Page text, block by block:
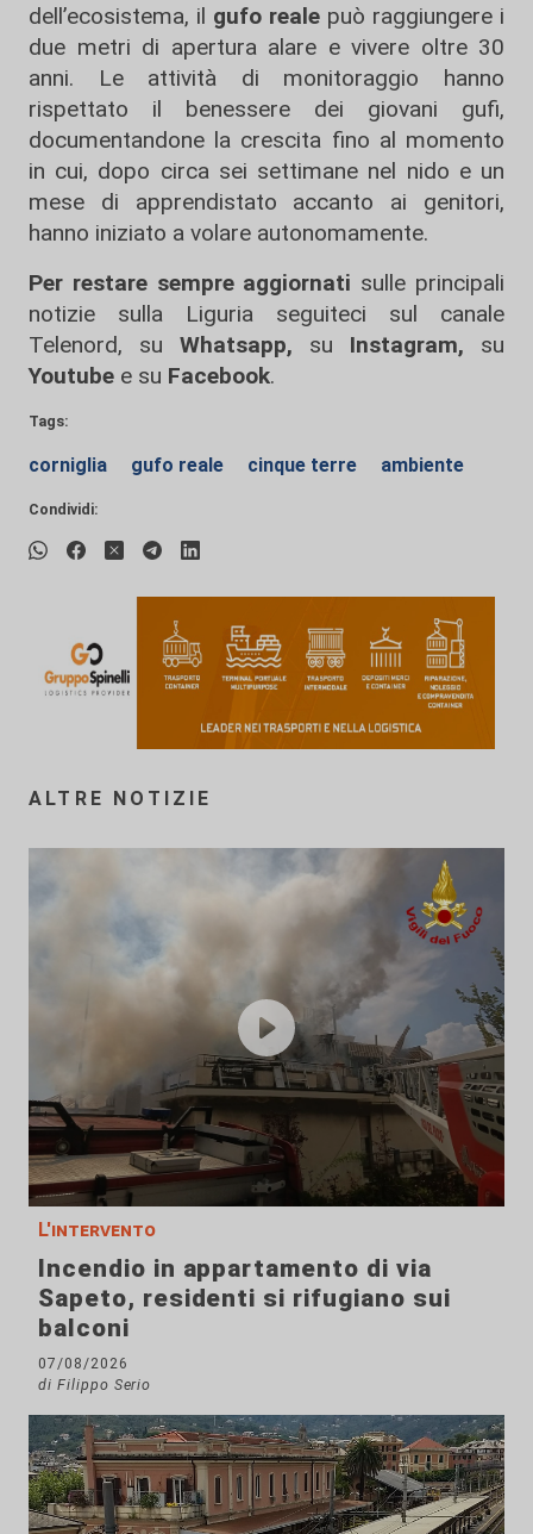
dell’ecosistema, il gufo reale può raggiungere i
due metri di apertura alare e vivere oltre 30
anni. Le attività di monitoraggio hanno
rispettato il benessere dei giovani gufi,
documentandone la crescita fino al momento
in cui, dopo circa sei settimane nel nido e un
mese di apprendistato accanto ai genitori,
hanno iniziato a volare autonomamente.
Per restare sempre aggiornati sulle principali
notizie sulla Liguria seguiteci sul canale
Telenord, su
Whatsapp, su Instagram, su
Youtube e su Facebook.
Tags:
corniglia gufo reale cinque terre ambiente
Condividi:
ALTRE NOTIZIE
L'intervento
Incendio in appartamento di via
Sapeto, residenti si rifugiano sui
balconi
07/08/2026
di Filippo Serio